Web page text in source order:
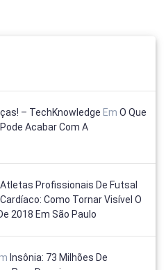
– TechKnowledge Em O Que
Acabar Com A
Profissionais De Futsal
Como Tornar Visível O
2018 Em São Paulo
Insônia: 73 Milhões De